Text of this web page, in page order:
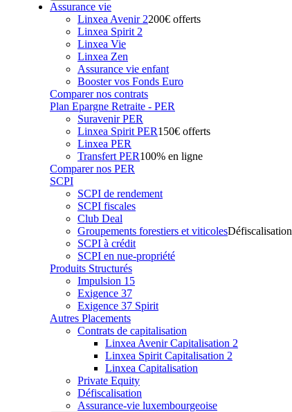
Assurance vie
Linxea Avenir 2200€ offerts
Linxea Spirit 2
Linxea Vie
Linxea Zen
Assurance vie enfant
Booster vos Fonds Euro
Comparer nos contrats
Plan Epargne Retraite - PER
Suravenir PER
Linxea Spirit PER150€ offerts
Linxea PER
Transfert PER100% en ligne
Comparer nos PER
SCPI
SCPI de rendement
SCPI fiscales
Club Deal
Groupements forestiers et viticolesDéfiscalisation
SCPI à crédit
SCPI en nue-propriété
Produits Structurés
Impulsion 15
Exigence 37
Exigence 37 Spirit
Autres Placements
Contrats de capitalisation
Linxea Avenir Capitalisation 2
Linxea Spirit Capitalisation 2
Linxea Capitalisation
Private Equity
Défiscalisation
Assurance-vie luxembourgeoise